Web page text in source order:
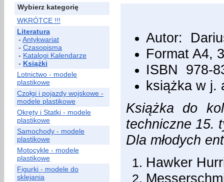
Wybierz kategorię
WKRÓTCE !!!
Literatura
- Antykwariat
- Czasopisma
- Katalogi Kalendarze
- Książki
Lotnictwo - modele
plastikowe
Czołgi i pojazdy wojskowe -
modele plastikowe
Okręty i Statki - modele
plastikowe
Samochody - modele
plastikowe
Motocykle - modele
plastikowe
Figurki - modele do
sklejania
Autor:
Format A4,
ISBN 978-
książka w j.
Książka do
techniczne 15.
Dla młodych
Hawker